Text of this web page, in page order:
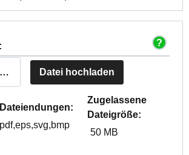
Datei hochladen
Zugelassene
Dateigröße:
50 MB